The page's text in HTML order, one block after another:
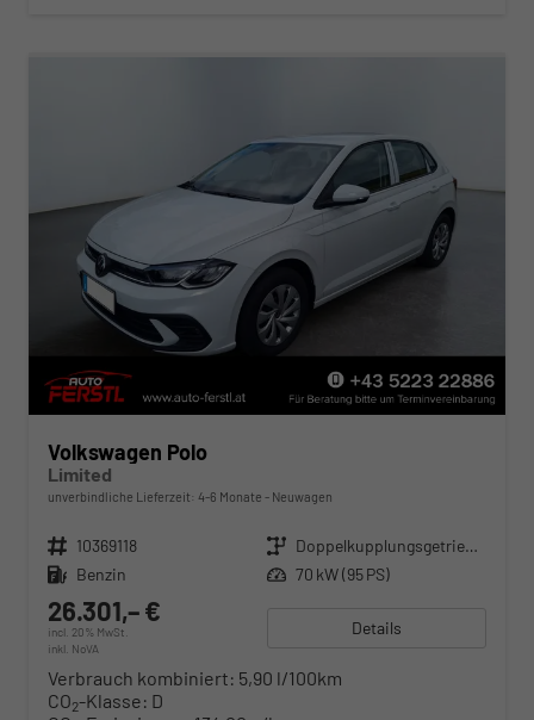
Volkswagen Polo
Limited
unverbindliche Lieferzeit: 4-6 Monate Neuwagen
Fahrzeugnr. 10369118 Getriebe
Doppelkupplungsgetriebe (DSG)
Kraftstoff Benzin Leistung 70 kW (95 PS)
26.301,– €
incl. 20% MwSt.
inkl. NoVA
Details
Verbrauch kombiniert: 5,90 l/100km
CO2-Klasse: D